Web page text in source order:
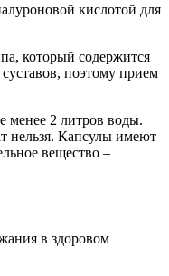
кислотой для
который содержится
поэтому прием
менее 2 литров воды.
нельзя. Капсулы имеют
вещество –
в здоровом